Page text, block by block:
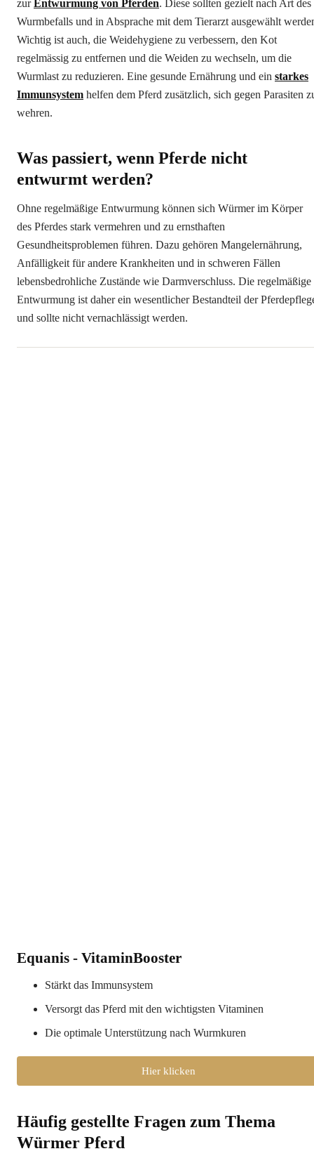
zur Entwurmung von Pferden. Diese sollten gezielt nach Art des
Wurmbefalls und in Absprache mit dem Tierarzt ausgewählt
Wichtig ist auch, die Weidehygiene zu verbessern, den Kot
regelmässig zu entfernen und die Weiden zu wechseln, um die
Wurmlast zu reduzieren. Eine gesunde Ernährung und ein starkes
Immunsystem helfen dem Pferd zusätzlich, sich gegen Parasiten
wehren.
Was passiert, wenn Pferde nicht
entwurmt werden?
Ohne regelmäßige Entwurmung können sich Würmer im Körper
des Pferdes stark vermehren und zu ernsthaften
Gesundheitsproblemen führen. Dazu gehören Mangelernährung,
Anfälligkeit für andere Krankheiten und in schweren Fällen
lebensbedrohliche Zustände wie Darmverschluss. Die regelmäßige
Entwurmung ist daher ein wesentlicher Bestandteil der
und sollte nicht vernachlässigt werden.
Equanis - VitaminBooster
Stärkt das Immunsystem
Versorgt das Pferd mit den wichtigsten Vitaminen
Die optimale Unterstützung nach Wurmkuren
Hier klicken
Häufig gestellte Fragen zum Thema
Würmer Pferd